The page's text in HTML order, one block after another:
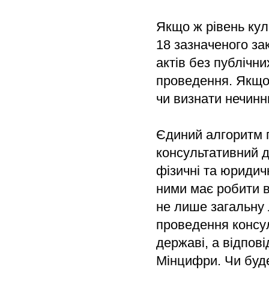
Якщо ж рівень
18 зазначеного
актів без
проведення. Якщо
чи визнати
Єдиний алгоритм
консультативний
фізичні та
ними має робити
не лише загальну
проведення
державі, а
Мінцифри. Чи